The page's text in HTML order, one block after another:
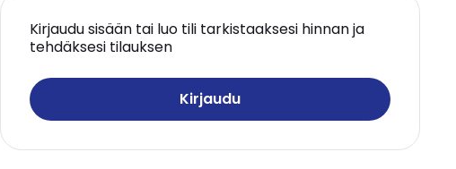
Kirjaudu sisään tai luo tili tarkistaaksesi hinnan ja
tehdäksesi tilauksen
Kirjaudu